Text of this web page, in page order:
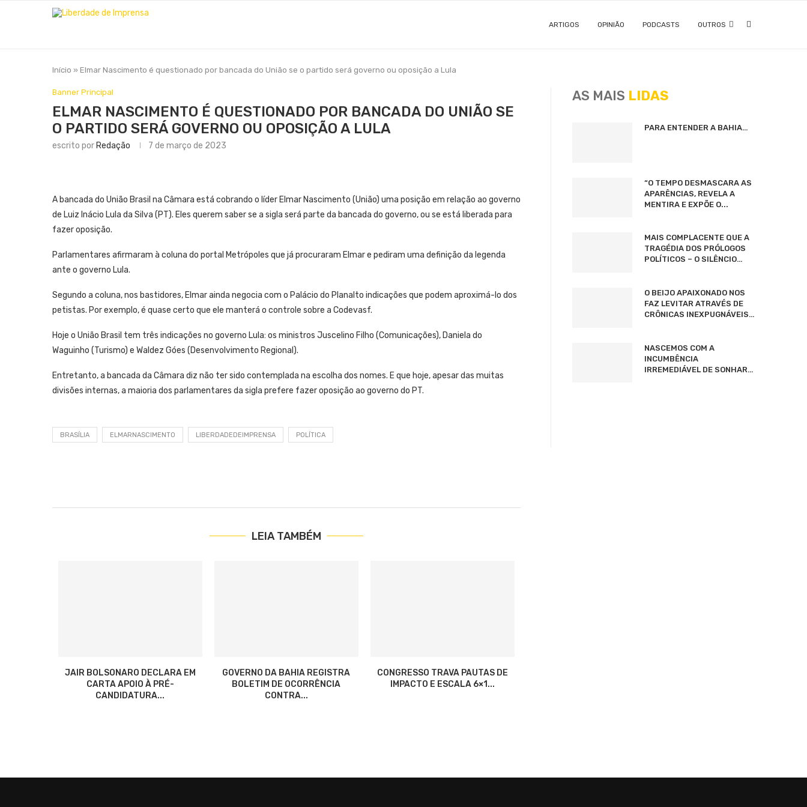
ARTIGOS OPINIÃO PODCASTS OUTROS
Início » Elmar Nascimento é questionado por bancada do União se o partido será governo ou oposição a Lula
Banner Principal
ELMAR NASCIMENTO É QUESTIONADO POR BANCADA DO UNIÃO SE
O PARTIDO SERÁ GOVERNO OU OPOSIÇÃO A LULA
escrito por Redação 7 de março de 2023
A bancada do União Brasil na Câmara está cobrando o líder Elmar Nascimento (União) uma posição em relação ao governo
de Luiz Inácio Lula da Silva (PT). Eles querem saber se a sigla será parte da bancada do governo, ou se está liberada para
fazer oposição.
Parlamentares afirmaram à coluna do portal Metrópoles que já procuraram Elmar e pediram uma definição da legenda
ante o governo Lula.
Segundo a coluna, nos bastidores, Elmar ainda negocia com o Palácio do Planalto indicações que podem aproximá-lo dos
petistas. Por exemplo, é quase certo que ele manterá o controle sobre a Codevasf.
Hoje o União Brasil tem três indicações no governo Lula: os ministros Juscelino Filho (Comunicações), Daniela do
Waguinho (Turismo) e Waldez Góes (Desenvolvimento Regional).
Entretanto, a bancada da Câmara diz não ter sido contemplada na escolha dos nomes. E que hoje, apesar das muitas
divisões internas, a maioria dos parlamentares da sigla prefere fazer oposição ao governo do PT.
BRASÍLIA ELMARNASCIMENTO LIBERDADEDEIMPRENSA POLÍTICA
LEIA TAMBÉM
JAIR BOLSONARO DECLARA EM
CARTA APOIO À PRÉ-
CANDIDATURA...
GOVERNO DA BAHIA REGISTRA
BOLETIM DE OCORRÊNCIA
CONTRA...
CONGRESSO TRAVA PAUTAS DE
IMPACTO E ESCALA 6×1...
AS MAIS LIDAS
PARA ENTENDER A BAHIA…
“O TEMPO DESMASCARA AS
APARÊNCIAS, REVELA A
MENTIRA E EXPÕE O...
MAIS COMPLACENTE QUE A
TRAGÉDIA DOS PRÓLOGOS
POLÍTICOS – O SILÊNCIO…
O BEIJO APAIXONADO NOS
FAZ LEVITAR ATRAVÉS DE
CRÔNICAS INEXPUGNÁVEIS…
NASCEMOS COM A
INCUMBÊNCIA
IRREMEDIÁVEL DE SONHAR…